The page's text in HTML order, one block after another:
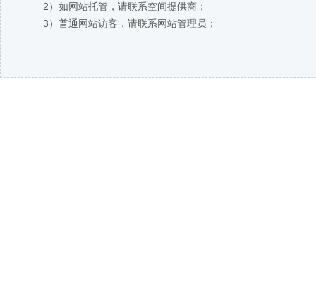
2）如网站托管，请联系空间提供商；
3）普通网站访客，请联系网站管理员；